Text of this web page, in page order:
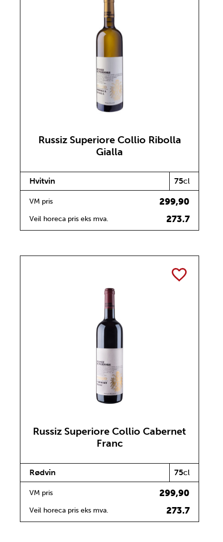
Russiz Superiore Collio Ribolla
Gialla
Hvitvin 75cl
VM pris 299,90
Veil horeca pris eks mva. 273.7
TOGGLE
Russiz Superiore Collio Cabernet
Franc
Rødvin 75cl
VM pris 299,90
Veil horeca pris eks mva. 273.7